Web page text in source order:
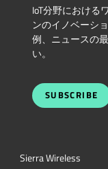
IoT分野における
ンのイノベーシ
例、ニュースの
い。
SUBSCRIBE
Sierra Wireless